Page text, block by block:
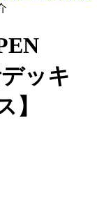
ッキ
】